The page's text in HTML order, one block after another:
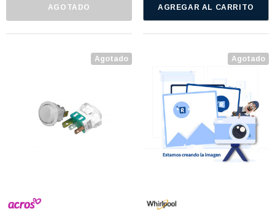
AGOTADO AGREGAR AL CARRITO
Agotado Agotado